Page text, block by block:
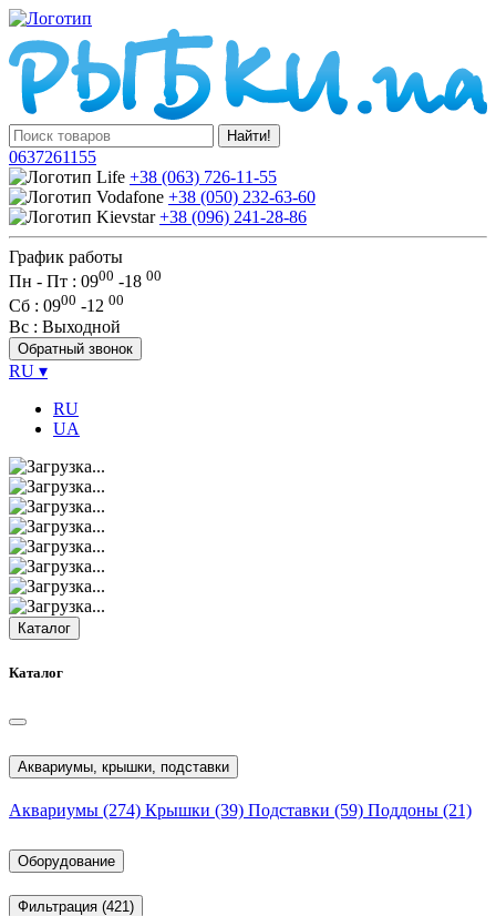
Найти!
0637261155
+38 (063) 726-11-55
+38 (050) 232-63-60
+38 (096) 241-28-86
График работы
Пн - Пт : 0900 -18 00
Сб : 0900 -12 00
Вс : Выходной
Обратный звонок
RU ▾
RU
UA
Каталог
Каталог
Аквариумы, крышки, подставки
Аквариумы (274) Крышки (39) Подставки (59) Поддоны (21)
Оборудование
Фильтрация (421)